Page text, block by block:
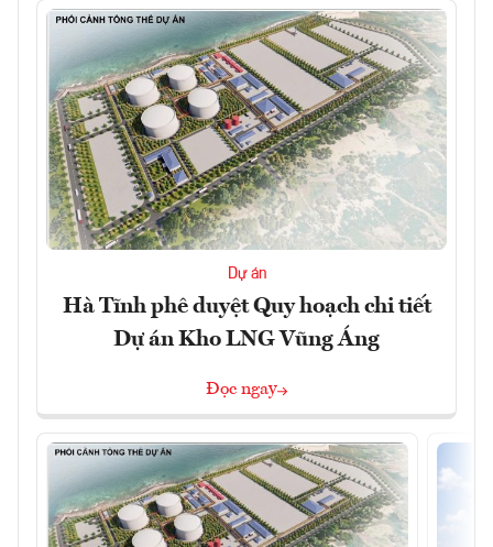
Dự án
Hà Tĩnh phê duyệt Quy hoạch chi tiết
Dự án Kho LNG Vũng Áng
Đọc ngay